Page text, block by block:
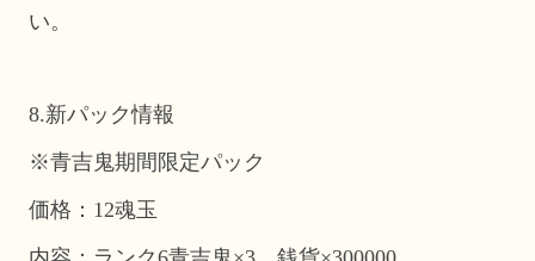
い。
8.新パック情報
※青吉鬼期間限定パック
価格：12魂玉